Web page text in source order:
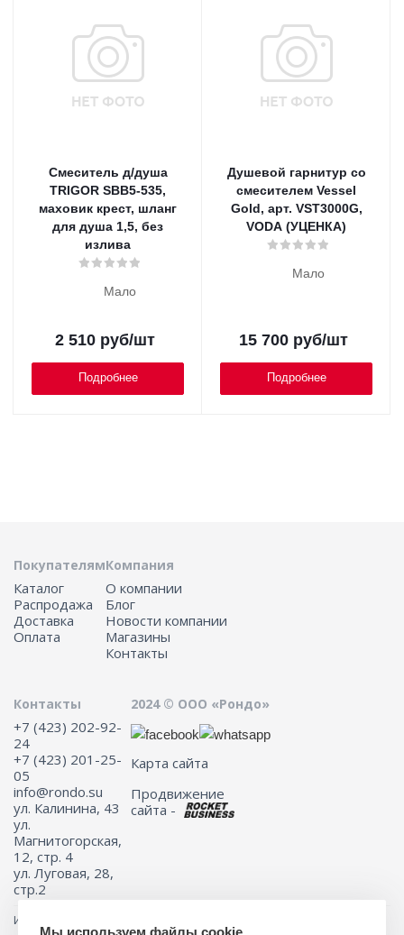
Смеситель д/душа
TRIGOR SBB5-535,
маховик крест, шланг
для душа 1,5, без
излива
Мало
2 510руб/шт
Подробнее
Душевой гарнитур со
смесителем Vessel
Gold, арт. VST3000G,
VODA (УЦЕНКА)
Мало
15 700руб/шт
Подробнее
Покупателям
Каталог
Распродажа
Доставка
Оплата
Компания
О компании
Блог
Новости компании
Магазины
Контакты
Контакты
+7 (423) 202-92-
24
+7 (423) 201-25-
05
info@rondo.su
ул. Калинина, 43
ул.
Магнитогорская,
12, стр. 4
ул. Луговая, 28,
стр.2
2024 © ООО «Рондо»
Карта сайта
Продвижение
сайта -
Информация на сайте не является публичной офертой.
Мы используем файлы cookie